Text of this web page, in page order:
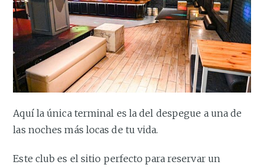
Aquí la única terminal es la del despegue a una de
las noches más locas de tu vida.
Este club es el sitio perfecto para reservar un